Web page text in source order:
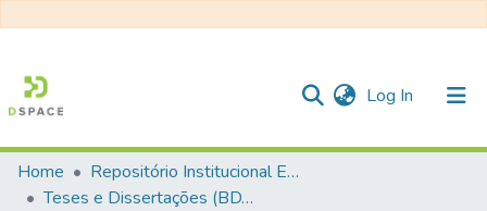
Log In (current)
Communities & Collections
Home
Repositório Institucional EESC
Teses e Dissertações (BDTD USP)